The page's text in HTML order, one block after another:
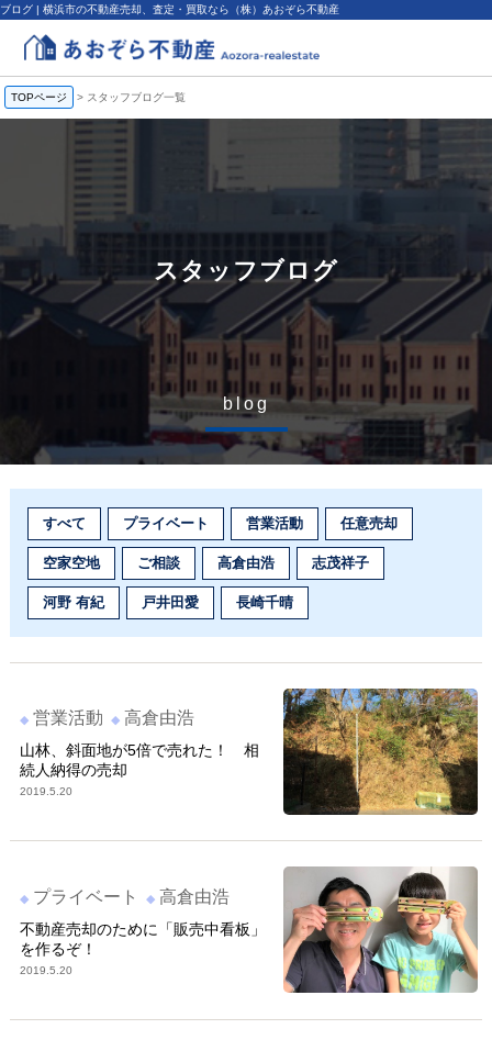
ブログ | 横浜市の不動産売却、査定・買取なら（株）あおぞら不動産
TOPページ > スタッフブログ一覧
スタッフブログ
blog
すべて プライベート 営業活動 任意売却
空家空地 ご相談 高倉由浩 志茂祥子
河野 有紀 戸井田愛 長崎千晴
営業活動 高倉由浩
山林、斜面地が5倍で売れた！ 相
続人納得の売却
2019.5.20
プライベート 高倉由浩
不動産売却のために「販売中看板」
を作るぞ！
2019.5.20